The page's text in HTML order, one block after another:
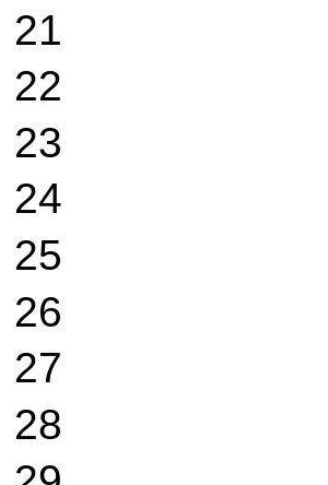
21
22
23
24
25
26
27
28